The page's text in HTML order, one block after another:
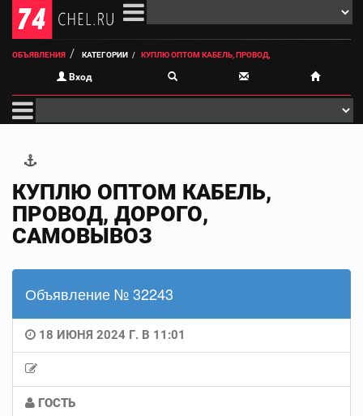
ОБЪЯВЛЕНИЯ КАТЕГОРИИ КУПЛЮ ОПТОМ КАБЕЛЬ, ПРОВОД,
Вход
КУПЛЮ ОПТОМ КАБЕЛЬ,
ПРОВОД, ДОРОГО,
САМОВЫВОЗ
Объявление № 32243
18 ИЮНЯ 2024 Г. В 11:01
ГОСТЬ